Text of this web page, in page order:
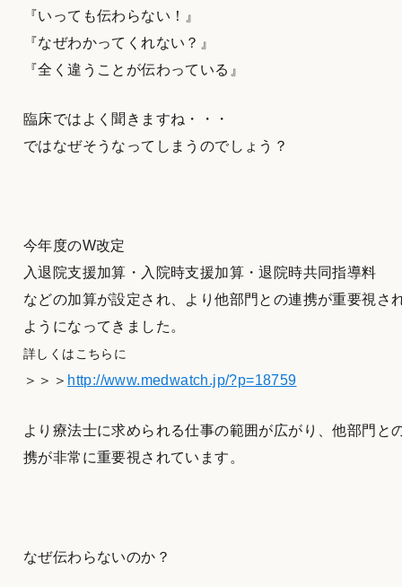
『いっても伝わらない！』
『なぜわかってくれない？』
『全く違うことが伝わっている』
臨床ではよく聞きますね・・・
ではなぜそうなってしまうのでしょう？
今年度のW改定
入退院支援加算・入院時支援加算・退院時共同指導料
などの加算が設定され、より他部門との連携が重要視さ
ようになってきました。
詳しくはこちらに
＞＞＞ http://www.medwatch.jp/?p=18759
より療法士に求められる仕事の範囲が広がり、他部門と
携が非常に重要視されています。
なぜ伝わらないのか？